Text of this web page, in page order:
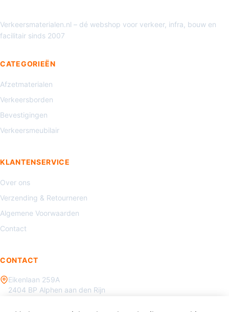
Verkeersmaterialen.nl – dé webshop voor verkeer, infra, bouw en
facilitair sinds 2007
CATEGORIEËN
Afzetmaterialen
Verkeersborden
Bevestigingen
Verkeersmeubilair
KLANTENSERVICE
Over ons
Verzending & Retourneren
Algemene Voorwaarden
Contact
CONTACT
Eikenlaan 259A
2404 BP Alphen aan den Rijn